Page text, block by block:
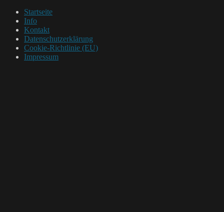
Startseite
Info
Kontakt
Datenschutzerklärung
Cookie-Richtlinie (EU)
Impressum